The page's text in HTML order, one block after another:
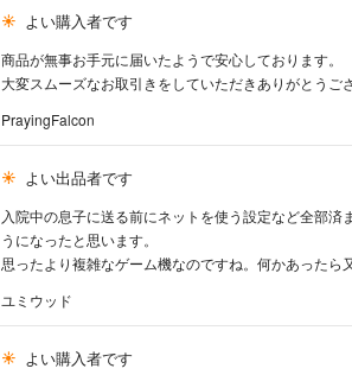
よい購入者です
商品が無事お手元に届いたようで安心しております。
大変スムーズなお取引きをしていただきありがとうご
PrayingFalcon
よい出品者です
入院中の息子に送る前にネットを使う設定など全部
うになったと思います。
思ったより複雑なゲーム機なのですね。何かあったら
ユミウッド
よい購入者です